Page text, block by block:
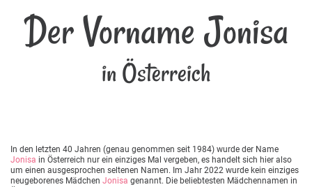
Der Vorname Jonisa
in Österreich
In den letzten 40 Jahren (genau genommen seit 1984) wurde der Name
Jonisa in Österreich nur ein einziges Mal vergeben, es handelt sich hier also
um einen ausgesprochen seltenen Namen. Im Jahr 2022 wurde kein einziges
neugeborenes Mädchen Jonisa genannt. Die beliebtesten Mädchennamen in